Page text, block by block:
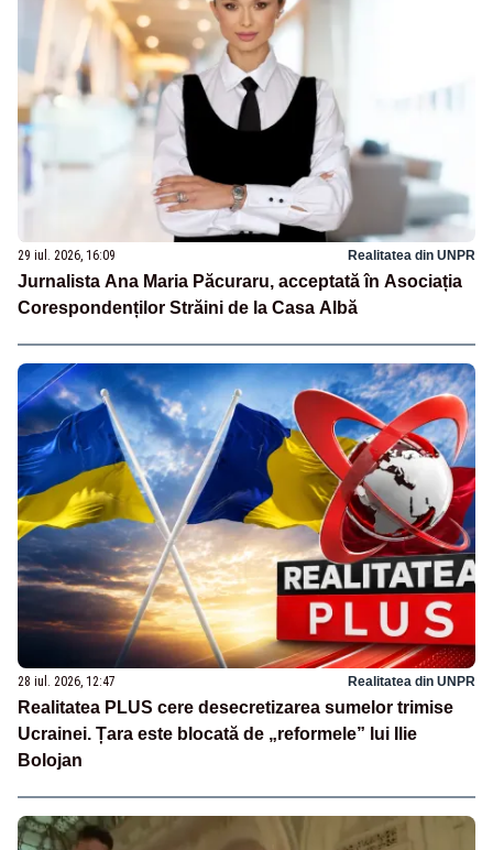
29 iul. 2026, 16:09 Realitatea din UNPR
Jurnalista Ana Maria Păcuraru, acceptată în Asociația
Corespondenților Străini de la Casa Albă
28 iul. 2026, 12:47 Realitatea din UNPR
Realitatea PLUS cere desecretizarea sumelor trimise
Ucrainei. Țara este blocată de „reformele” lui Ilie
Bolojan